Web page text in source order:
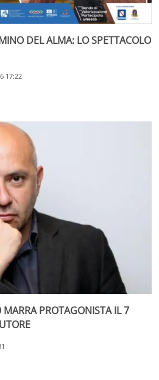
DEL ALMA: LO SPETTACOLO
17:22
PROTAGONISTA IL 7